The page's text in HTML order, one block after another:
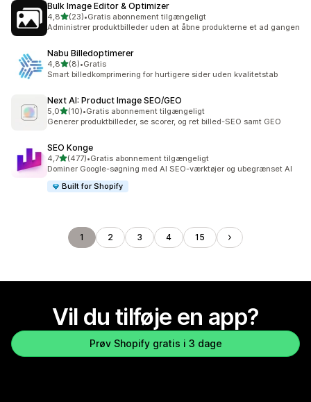
Bulk Image Editor & Optimizer
4,8ud af 5 stjerner
(23)
23 anmeldelser i alt
•Gratis abonnement tilgængeligt
Administrer produktbilleder uden at åbne produkterne et ad gangen
Nabu Billedoptimerer
4,8ud af 5 stjerner
(8)
8 anmeldelser i alt
•Gratis
Smart billedkomprimering for hurtigere sider uden kvalitetstab
Next AI: Product Image SEO/GEO
5,0ud af 5 stjerner
(10)
10 anmeldelser i alt
•Gratis abonnement tilgængeligt
Generer produktbilleder, se scorer, og ret billed-SEO samt GEO
SEO Konge
4,7ud af 5 stjerner
(477)
477 anmeldelser i alt
•Gratis abonnement tilgængeligt
Dominer Google-søgning med AI SEO-værktøjer og ubegrænset AI
Built for Shopify
1 2 3 4 15
Vil du tilføje en app?
Prøv Shopify gratis i 3 dage